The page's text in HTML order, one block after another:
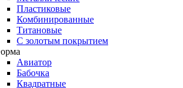
Пластиковые
Комбинированные
Титановые
С золотым покрытием
Авиатор
Бабочка
Квадратные